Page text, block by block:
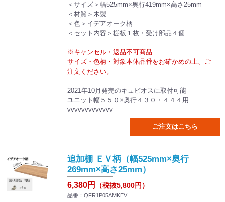
＜サイズ＞幅525mm×奥行419mm×高さ25mm
＜材質＞木製
＜色＞イデアオーク柄
＜セット内容＞棚板１枚・受け部品４個
※キャンセル・返品不可商品
サイズ・色柄・対象本体品番をお確かめの上、ご
注文ください。
2021年10月発売のキュビオスに取付可能
ユニット幅５５０×奥行４３０・４４４用
vvvvvvvvvvvvv
ご注文はこちら
追加棚 ＥＶ柄（幅525mm×奥行
269mm×高さ25mm）
6,380円 （税抜5,800円）
品番：QFR1P05AMKEV